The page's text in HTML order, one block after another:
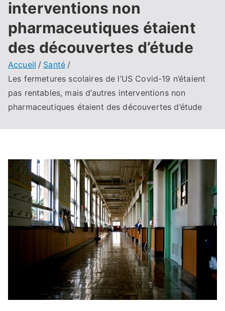
interventions non
pharmaceutiques étaient
des découvertes d’étude
Accueil
Santé
Les fermetures scolaires de l’US Covid-19 n’étaient
pas rentables, mais d’autres interventions non
pharmaceutiques étaient des découvertes d’étude